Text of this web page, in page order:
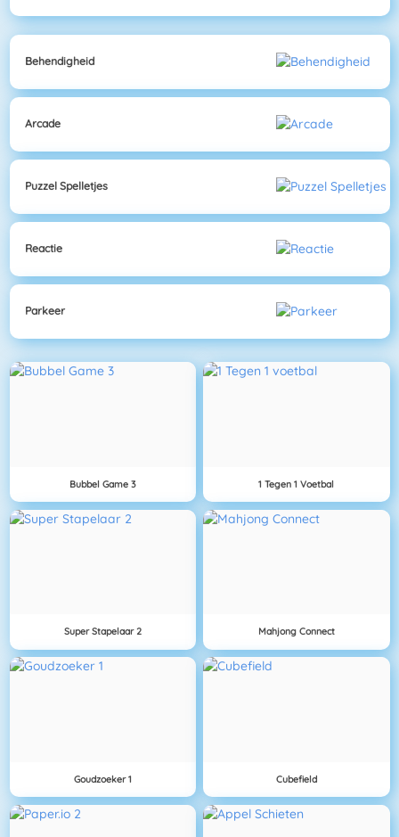
Behendigheid
Arcade
Puzzel Spelletjes
Reactie
Parkeer
Bubbel Game 3 1 Tegen 1 Voetbal
Super Stapelaar 2 Mahjong Connect
Goudzoeker 1 Cubefield